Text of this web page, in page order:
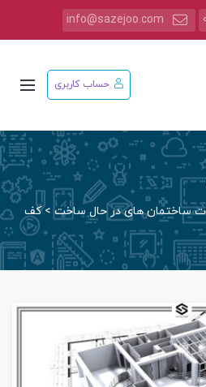
info@sazejoo.com
حساب کاربری
>کف